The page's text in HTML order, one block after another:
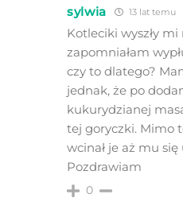
sylwia 13 lat temu
Kotleciki wyszły
zapomniałam
czy to dlatego?
jednak, że po
kukurydzianej
tej goryczki. Mimo
wcinał je aż mu się
Pozdrawiam
0